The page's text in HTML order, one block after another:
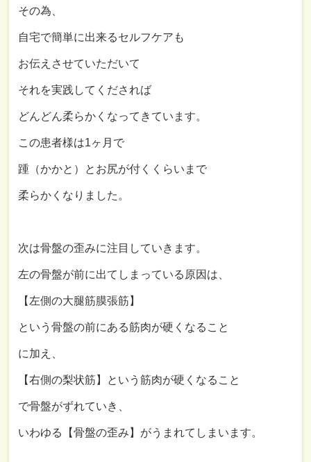
その為、
自宅で簡単に出来るセルフケアも
お伝えさせていただいて
それを実践してくだされば
どんどん柔らかくなってきています。
この患者様は1ヶ月で
踵（かかと）とお尻が付くくらいまで
柔らかくなりました。
次は骨盤の歪みに注目していきます。
左の骨盤が前に出てしまっている原因は、
【左側の大腿筋膜張筋】
という骨盤の前にある筋肉が硬くなること
に加え、
【右側の梨状筋】という筋肉が硬くなる こと
で骨盤がずれていき、
いわゆる【骨盤の歪み】がうまれてしまいます。